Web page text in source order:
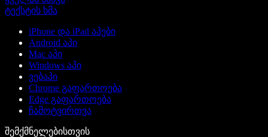
ტექსტის ხმა
iPhone და iPad აპები
Android აპი
Mac აპი
Windows აპი
ვებაპი
Chrome გაფართოება
Edge გაფართოება
ჩამოტვირთვა
შემქმნელებისთვის